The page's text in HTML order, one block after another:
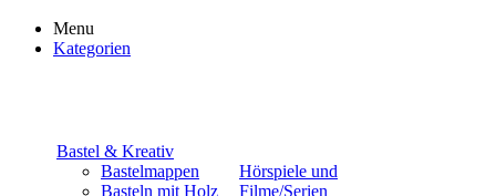
Menu
Kategorien
Bastel & Kreativ
Bastelmappen
Basteln mit Holz
Hörspiele und
Filme/Serien